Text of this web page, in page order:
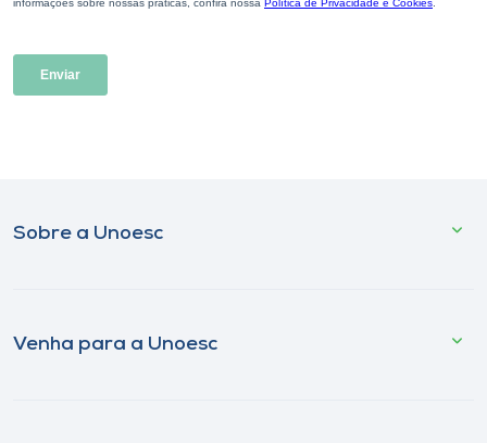
Sobre a Unoesc
Venha para a Unoesc